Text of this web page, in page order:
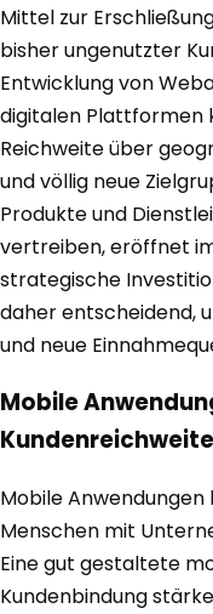
Mittel zur
bisher ungenutzter
Entwicklung von
digitalen Plattformen
Reichweite über
und völlig neue
Produkte und
vertreiben, eröffnet
strategische
daher entscheidend,
und neue
Mobile
Mobile Anwendungen
Menschen mit
Eine gut gestaltete
Kundenbindung